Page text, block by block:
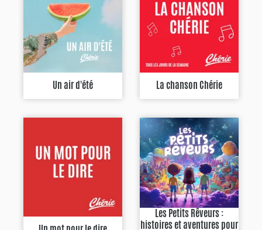
Un air d'été La chanson Chérie
Les Petits Rêveurs :
histoires et aventures pour